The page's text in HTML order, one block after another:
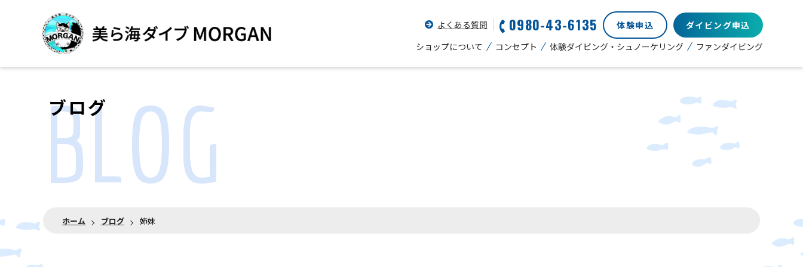
よくある質問 0980-43-6135 体験申込
ダイビング申込
ショップについて
コンセプト 体験ダイビング・シュノーケリング ファンダイビング
ブログ
BLOG
ホーム ブログ 姉妹